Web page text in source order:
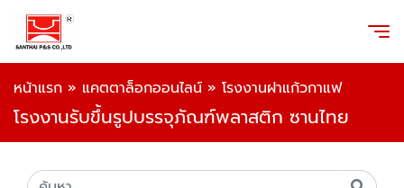
หน้าแรก » แคตตาล็อกออนไลน์ » โรงงานฝาแก้วกาแฟ
โรงงานรับขึ้นรูปบรรจุภัณฑ์พลาสติก ซานไทย